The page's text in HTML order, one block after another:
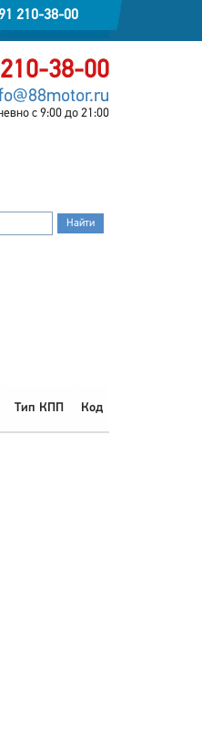
210-38-00
38-00
с 9:00 до 21:00
Тип КПП Код